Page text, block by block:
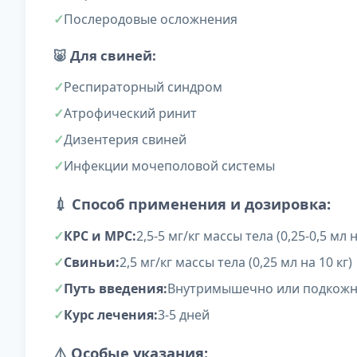
Послеродовые осложнения
🐷 Для свиней:
Респираторный синдром
Атрофический ринит
Дизентерия свиней
Инфекции мочеполовой системы
💉 Способ применения и дозировка:
КРС и МРС:2,5-5 мг/кг массы тела (0,25-0,5 мл
Свиньи:2,5 мг/кг массы тела (0,25 мл на 10 кг)
Путь введения:Внутримышечно или
Курс лечения:3-5 дней
⚠️ Особые указания: